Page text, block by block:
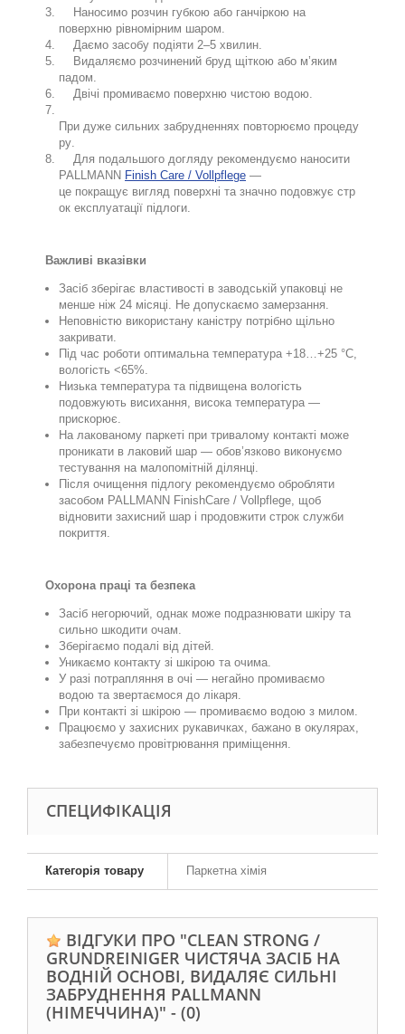
Наносимо розчин губкою або ганчіркою на
поверхню рівномірним шаром.
Даємо засобу подіяти 2–5 хвилин.
Видаляємо розчинений бруд щіткою або м’яким
падом.
Двічі промиваємо поверхню чистою водою.
При дуже сильних забрудненнях повторюємо процеду
ру.
Для подальшого догляду рекомендуємо наносити
PALLMANN Finish Care / Vollpflege —
це покращує вигляд поверхні та значно подовжує стр
ок експлуатації підлоги.
Важливі вказівки
Засіб зберігає властивості в заводській упаковці не
менше ніж 24 місяці. Не допускаємо замерзання.
Неповністю використану каністру потрібно щільно
закривати.
Під час роботи оптимальна температура +18…+25 °C,
вологість <65%.
Низька температура та підвищена вологість
подовжують висихання, висока температура —
прискорює.
На лакованому паркеті при тривалому контакті може
проникати в лаковий шар — обов’язково виконуємо
тестування на малопомітній ділянці.
Після очищення підлогу рекомендуємо обробляти
засобом PALLMANN FinishCare / Vollpflege, щоб
відновити захисний шар і продовжити строк служби
покриття.
Охорона праці та безпека
Засіб негорючий, однак може подразнювати шкіру та
сильно шкодити очам.
Зберігаємо подалі від дітей.
Уникаємо контакту зі шкірою та очима.
У разі потрапляння в очі — негайно промиваємо
водою та звертаємося до лікаря.
При контакті зі шкірою — промиваємо водою з милом.
Працюємо у захисних рукавичках, бажано в окулярах,
забезпечуємо провітрювання приміщення.
СПЕЦИФІКАЦІЯ
Категорія товару Паркетна хімія
ВІДГУКИ ПРО "CLEAN STRONG /
GRUNDREINIGER ЧИСТЯЧА ЗАСІБ НА
ВОДНІЙ ОСНОВІ, ВИДАЛЯЄ СИЛЬНІ
ЗАБРУДНЕННЯ PALLMANN
(НІМЕЧЧИНА)" - (0)